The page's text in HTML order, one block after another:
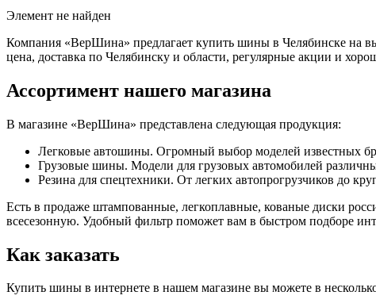
Элемент не найден
Компания «ВерШина» предлагает купить шины в Челябинске на
цена, доставка по Челябинску и области, регулярные акции и
Ассортимент нашего магазина
В магазине «ВерШина» представлена следующая продукция:
Легковые автошины. Огромный выбор моделей известных
Грузовые шины. Модели для грузовых автомобилей
Резина для спецтехники. От легких автопрогрузчиков до
Есть в продаже штампованные, легкоплавные, кованые диски
всесезонную. Удобный фильтр поможет вам в быстром подборе
Как заказать
Купить шины в интернете в нашем магазине вы можете в